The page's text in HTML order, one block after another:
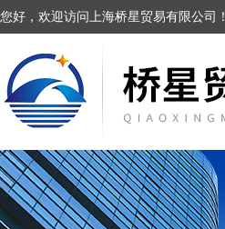
您好，欢迎访问上海桥星贸易有限公司！